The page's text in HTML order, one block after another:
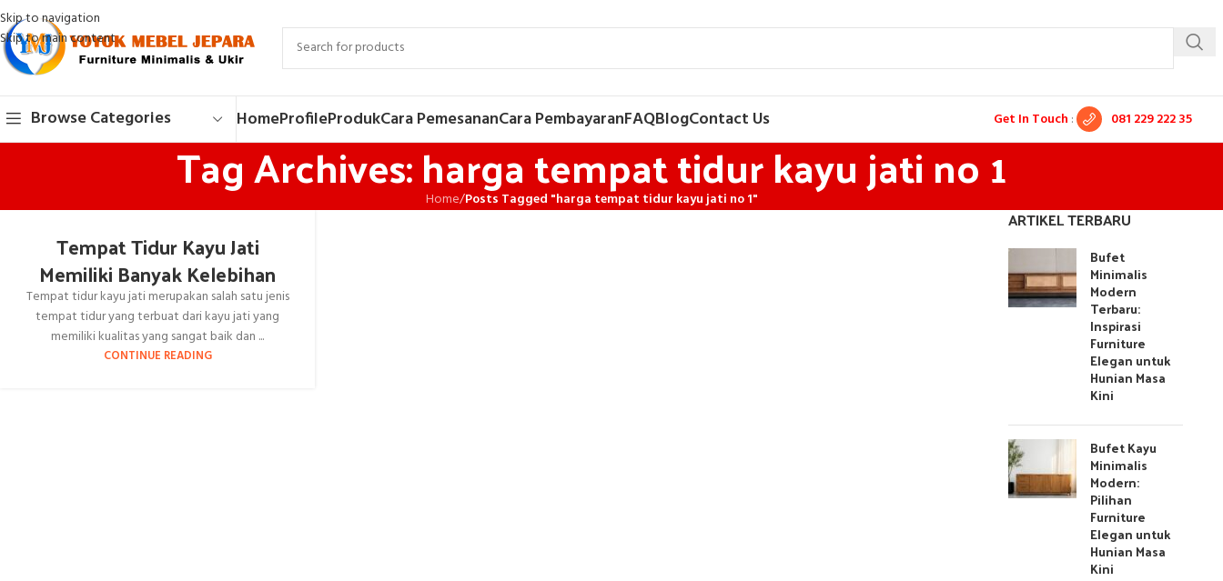
Skip to navigation
Skip to main content
Browse Categories HomeProfileProdukCara PemesananCara PembayaranFAQBlogContact Us Get In Touch : 081 229 222 35
Tag Archives: harga tempat tidur kayu jati no 1
Home/Posts Tagged "harga tempat tidur kayu jati no 1"
Tempat Tidur Kayu Jati
Memiliki Banyak Kelebihan
Tempat tidur kayu jati merupakan salah satu jenis
tempat tidur yang terbuat dari kayu jati yang
memiliki kualitas yang sangat baik dan ...
CONTINUE READING
ARTIKEL TERBARU
Bufet
Minimalis
Modern
Terbaru:
Inspirasi
Furniture
Elegan untuk
Hunian Masa
Kini
Bufet Kayu
Minimalis
Modern:
Pilihan
Furniture
Elegan untuk
Hunian Masa
Kini